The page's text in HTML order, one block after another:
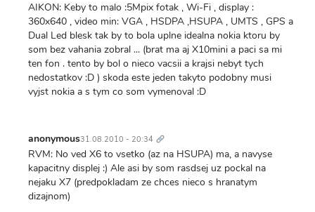
AIKON: Keby to malo :5Mpix fotak , Wi-Fi , display :
360x640 , video min: VGA , HSDPA ,HSUPA , UMTS , GPS a
Dual Led blesk tak by to bola uplne idealna nokia ktoru by
som bez vahania zobral ... (brat ma aj X10mini a paci sa mi
ten fon . tento by bol o nieco vacsii a krajsi nebyt tych
nedostatkov :D ) skoda este jeden takyto podobny musi
vyjst nokia a s tym co som vymenoval :D
anonymous31.08.2010 - 20:34 odkaz
RVM: No ved X6 to vsetko (az na HSUPA) ma, a navyse
kapacitny displej :) Ale asi by som rasdsej uz pockal na
nejaku X7 (predpokladam ze chces nieco s hranatym
dizajnom)